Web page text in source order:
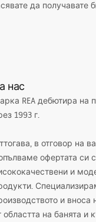
да получавате
нас
REA дебютира на
1993 г.
в отговор на
офертата си
и
и вноса
областта на банята и